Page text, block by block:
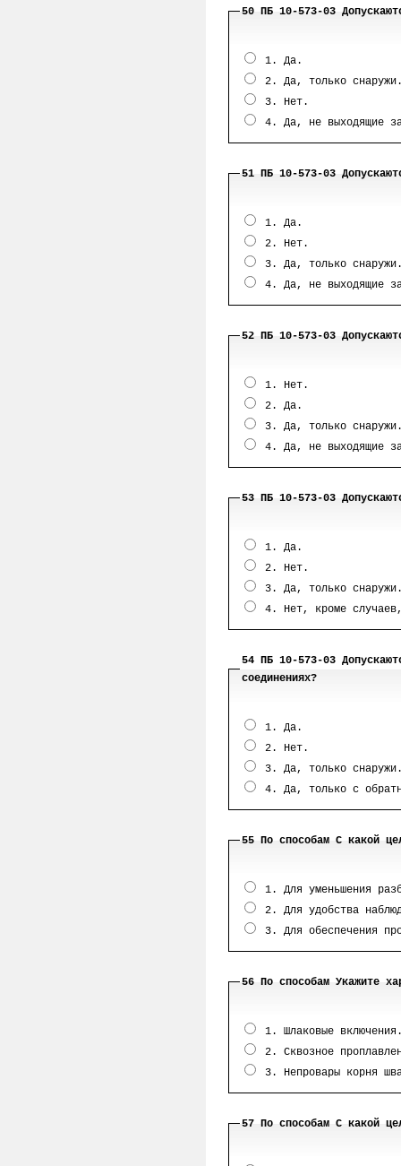
50 ПБ 10-573-03
1. Да.
2. Да, только
3. Нет.
4. Да, не выходящие
51 ПБ 10-573-03
1. Да.
2. Нет.
3. Да, только
4. Да, не выходящие
52 ПБ 10-573-03
1. Нет.
2. Да.
3. Да, только
4. Да, не выходящие
53 ПБ 10-573-03
1. Да.
2. Нет.
3. Да, только
4. Нет, кроме
54 ПБ 10-573-03
соединениях?
1. Да.
2. Нет.
3. Да, только
4. Да, только с
55 По способам С какой
1. Для уменьшения
2. Для удобства
3. Для обеспечения
56 По способам Укажите
1. Шлаковые
2. Сквозное
3. Непровары корня
57 По способам С какой